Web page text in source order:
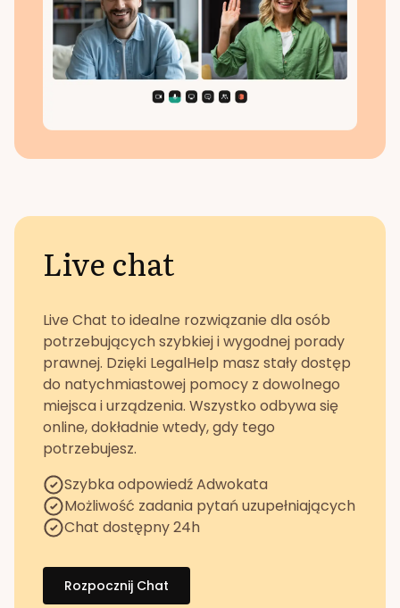
Live chat
Live Chat to idealne rozwiązanie dla osób
potrzebujących szybkiej i wygodnej porady
prawnej. Dzięki LegalHelp masz stały dostęp
do natychmiastowej pomocy z dowolnego
miejsca i urządzenia. Wszystko odbywa się
online, dokładnie wtedy, gdy tego
potrzebujesz.
Szybka odpowiedź Adwokata
Możliwość zadania pytań uzupełniających
Chat dostępny 24h
Rozpocznij Chat